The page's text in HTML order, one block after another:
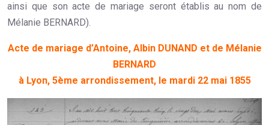
ainsi que son acte de mariage seront établis au nom de
Mélanie BERNARD).
Acte de mariage d’Antoine, Albin DUNAND et de Mélanie
BERNARD
à Lyon, 5ème arrondissement, le mardi 22 mai 1855